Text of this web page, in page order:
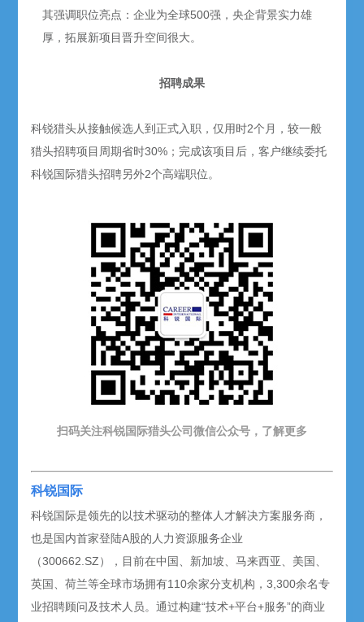
其强调职位亮点：企业为全球500强，央企背景实力雄
厚，拓展新项目晋升空间很大。
招聘成果
科锐猎头从接触候选人到正式入职，仅用时2个月，较一般
猎头招聘项目周期省时30%；完成该项目后，客户继续委托
科锐国际猎头招聘另外2个高端职位。
扫码关注科锐国际猎头公司微信公众号，了解更多
科锐国际
科锐国际是领先的以技术驱动的整体人才解决方案服务商，
也是国内首家登陆A股的人力资源服务企业
（300662.SZ），目前在中国、新加坡、马来西亚、美国、
英国、荷兰等全球市场拥有110余家分支机构，3,300余名专
业招聘顾问及技术人员。通过构建“技术+平台+服务”的商业